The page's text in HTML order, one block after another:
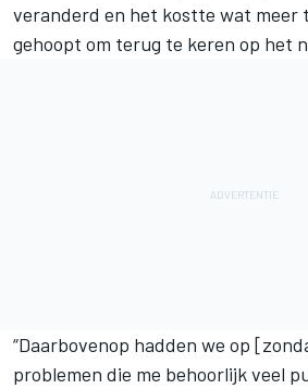
veranderd en het kostte wat meer
gehoopt om terug te keren op het
“Daarbovenop hadden we op
problemen die me behoorlijk veel